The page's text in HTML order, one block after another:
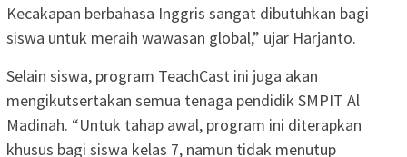
Kecakapan berbahasa Inggris sangat dibutuhkan bagi
siswa untuk meraih wawasan global,” ujar Harjanto.
Selain siswa, program TeachCast ini juga akan
mengikutsertakan semua tenaga pendidik SMPIT Al
Madinah. “Untuk tahap awal, program ini diterapkan
khusus bagi siswa kelas 7, namun tidak menutup